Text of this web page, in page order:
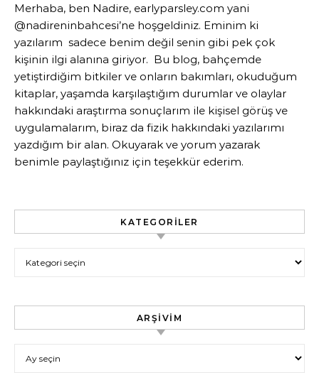
Merhaba, ben Nadire, earlyparsley.com yani
@nadireninbahcesi’ne hoşgeldiniz. Eminim ki
yazılarım sadece benim değil senin gibi pek çok
kişinin ilgi alanına giriyor. Bu blog, bahçemde
yetiştirdiğim bitkiler ve onların bakımları, okuduğum
kitaplar, yaşamda karşılaştığım durumlar ve olaylar
hakkındaki araştırma sonuçlarım ile kişisel görüş ve
uygulamalarım, biraz da fizik hakkındaki yazılarımı
yazdığım bir alan. Okuyarak ve yorum yazarak
benimle paylaştığınız için teşekkür ederim.
KATEGORILER
ARŞIVIM